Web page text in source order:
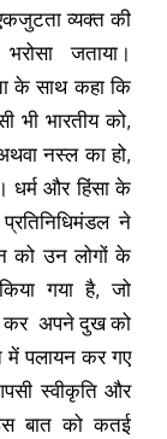
व्यक्त की
जताया।
के साथ कहा कि
भी भारतीय को,
नस्ल का हो,
और हिंसा के
ने
को उन लोगों के
गया है, जो
कर अपने दुख को
में पलायन कर गए
स्वीकृति और
बात को कतई